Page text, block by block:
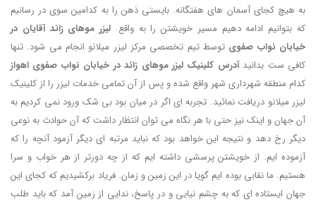
به هیچ کجای آسمان های هفتگانه. بایستی ذهن را به کدامین سوی در رسانیم
که بتوانیم ادامه دهیم مسیر خویشتن را به واقع. لیزر موهای زائد آقایان در
خیابان نواب صفوی توسط تیم تخصصی مرکز لیزر میلانو انجام می شود. تنها
کافی ست بدانیدآدرس کلینیک لیزر موهای زائد در خیابان نواب صفوی اهواز
کدام منطقه شهرداری شهر واقع شده و پس از آن تمامی خدمات لیزر را از کلینیک
لیزر میلانو دریافت نمائید. تجربه ای اگر در میان بود بی شک ورود نمی کردیم به
آن جهان و اینک نیز حتی با هر نگاه می توان انتظار داشت که آن حوادث به نوعی
دیگر رخ دهد و نتیجه این خواهد بود که نباید مرتبه ای دیگر آزمود آنچه را که
آزموده ایم. از خویشتن پرسشی داشته ایم که از چه دورتر از هر خواب و سرا
هستیم. ما نقابی بوده ایم گویا در این زمین و زمان. فریاد برکشیدیم که کجای این
جهان ایستاده ای که به چشم نیایی و در پاسخ، ندایی از زمین آمد که باید طلب